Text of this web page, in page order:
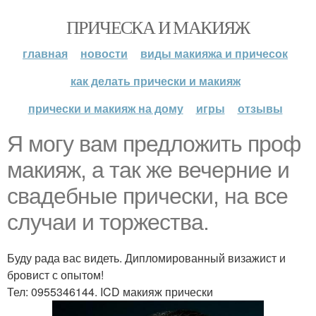
ПРИЧЕСКА И МАКИЯЖ
главная новости
виды макияжа и причесок
как делать прически и макияж
прически и макияж на дому
игры отзывы
Я могу вам предложить проф
макияж, а так же вечерние и
свадебные прически, на все
случаи и торжества.
Буду рада вас видеть. Дипломированный визажист и
бровист с опытом!
Тел: 0955346144. ICD макияж прически